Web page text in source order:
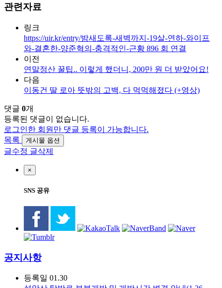
관련자료
링크
https://uir.kr/entry/밤새도록-새벽까지-19살-연하-와이프
와-결혼한-양준혁의-충격적인-근황 896 회 연결
이전
연말정산 꿀팁.. 이렇게 했더니, 200만 원 더 받았어요!
다음
이동건 딸 로아 뜻밖의 고백, 다 먹먹해졌다 (+영상)
댓글 0개
등록된 댓글이 없습니다.
로그인한 회원만 댓글 등록이 가능합니다.
목록
게시물 옵션
글수정 글삭제
×
SNS 공유
공지사항
등록일 01.30